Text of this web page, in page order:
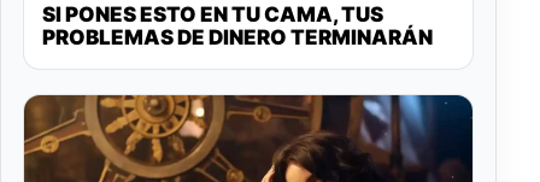
SI PONES ESTO EN TU CAMA, TUS
PROBLEMAS DE DINERO TERMINARÁN